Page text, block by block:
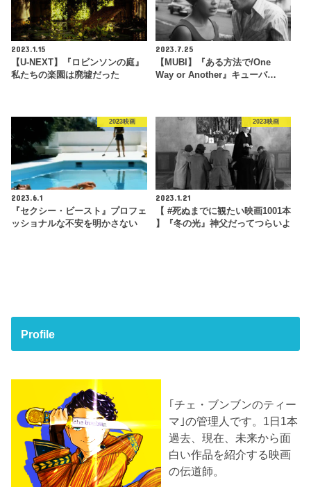
2023.1.15
【U-NEXT】『ロビンソンの庭』
私たちの楽園は廃墟だった
2023.7.25
【MUBI】『ある方法で/One
Way or Another』キューバ…
2023映画
2023.6.1
『セクシー・ビースト』プロフェ
ッショナルな不安を明かさない
2023映画
2023.1.21
【 #死ぬまでに観たい映画1001本
】『冬の光』神父だってつらいよ
Profile
｢チェ・ブンブンのティー
マ｣の管理人です。1日1本
過去、現在、未来から面
白い作品を紹介する映画
の伝道師。